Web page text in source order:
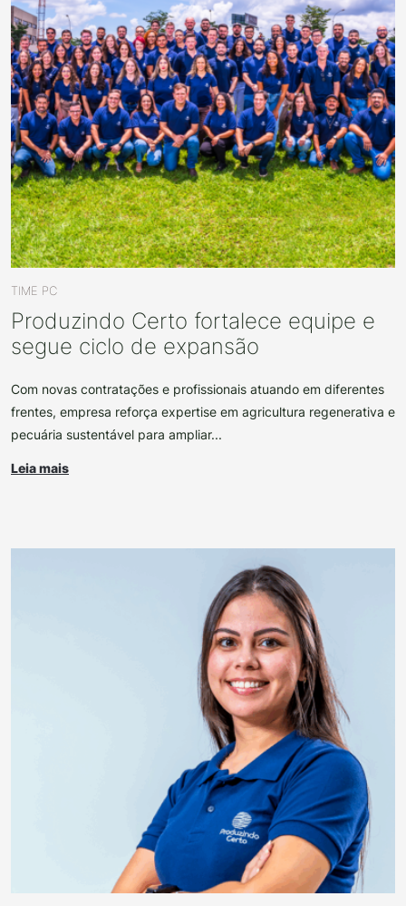
TIME PC
Produzindo Certo fortalece equipe e
segue ciclo de expansão
Com novas contratações e profissionais atuando em diferentes
frentes, empresa reforça expertise em agricultura regenerativa e
pecuária sustentável para ampliar...
Leia mais